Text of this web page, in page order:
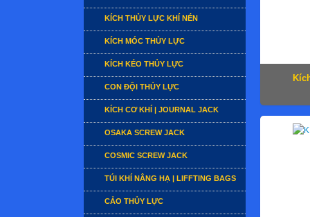
KÍCH THỦY LỰC KHÍ NÉN
KÍCH MÓC THỦY LỰC
KÍCH KÉO THỦY LỰC
CON ĐỘI THỦY LỰC
KÍCH CƠ KHÍ | JOURNAL JACK
OSAKA SCREW JACK
COSMIC SCREW JACK
TÚI KHÍ NÂNG HẠ | LIFFTING BAGS
CẢO THỦY LỰC